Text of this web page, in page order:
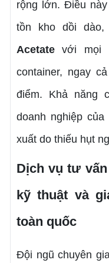
rộng lớn. Điều
tồn kho dồi
Acetatevới mọi
container, ngay
điểm. Khả năng
doanh nghiệp
xuất do thiếu hụt
Dịch vụ tư
kỹ thuật và
toàn quốc
Đội ngũ chuyên